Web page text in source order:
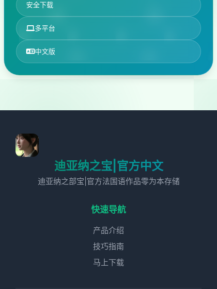
安全下载
多平台
中文版
迪亚纳之宝|官方中文
迪亚纳之部宝|官方法国语作品零为本存储
快速导航
产品介绍
技巧指南
马上下载